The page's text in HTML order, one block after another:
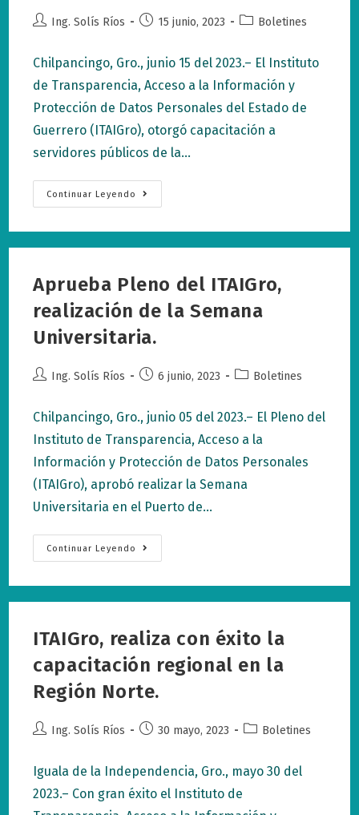
Comisionado
Infantil.
Autor
la
entrada:
Ing. Solís Ríos
Publicación
la
entrada:
15 junio, 2023
Categoría
entrada:
Boletines
Chilpancingo, Gro., junio 15 del 2023.– El Instituto
de Transparencia, Acceso a la Información y
Protección de Datos Personales del Estado de
Guerrero (ITAIGro), otorgó capacitación a
servidores públicos de la…
Continuar Leyendo
Capacita
El
De
De
Salud
En
Materia
De
Protección
Personales.
Aprueba Pleno del ITAIGro,
realización de la Semana
Universitaria.
Autor
la
entrada:
Ing. Solís Ríos
Publicación
la
entrada:
6 junio, 2023
Categoría
entrada:
Boletines
Chilpancingo, Gro., junio 05 del 2023.– El Pleno del
Instituto de Transparencia, Acceso a la
Información y Protección de Datos Personales
(ITAIGro), aprobó realizar la Semana
Universitaria en el Puerto de…
Continuar Leyendo
Aprueba
Pleno
De
Universitaria.
ITAIGro, realiza con éxito la
capacitación regional en la
Región Norte.
Autor
entrada:
Ing. Solís Ríos
Publicación
entrada:
30 mayo, 2023
Categoría
entrada:
Boletines
Iguala de la Independencia, Gro., mayo 30 del
2023.– Con gran éxito el Instituto de